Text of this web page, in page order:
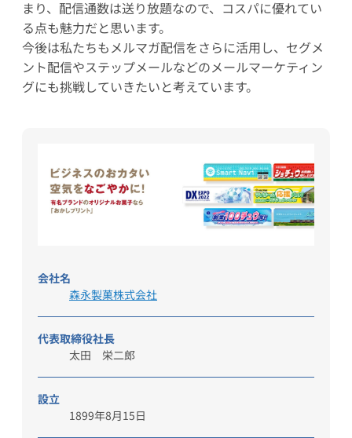
まり、配信通数は送り放題なので、コスパに優れてい
る点も魅力だと思います。
今後は私たちもメルマガ配信をさらに活用し、セグメ
ント配信やステップメールなどのメールマーケティン
グにも挑戦していきたいと考えています。
会社名
森永製菓株式会社
代表取締役社長
太田 栄二郎
設立
1899年8月15日